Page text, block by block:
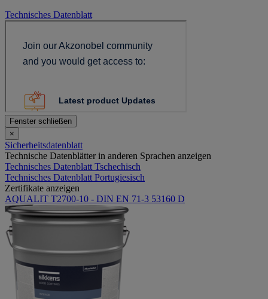
Technisches Datenblatt
Fenster schließen
×
Sicherheitsdatenblatt
Technische Datenblätter in anderen Sprachen anzeigen
Technisches Datenblatt Tschechisch
Technisches Datenblatt Portugiesisch
Zertifikate anzeigen
AQUALIT T2700-10 - DIN EN 71-3 53160 D